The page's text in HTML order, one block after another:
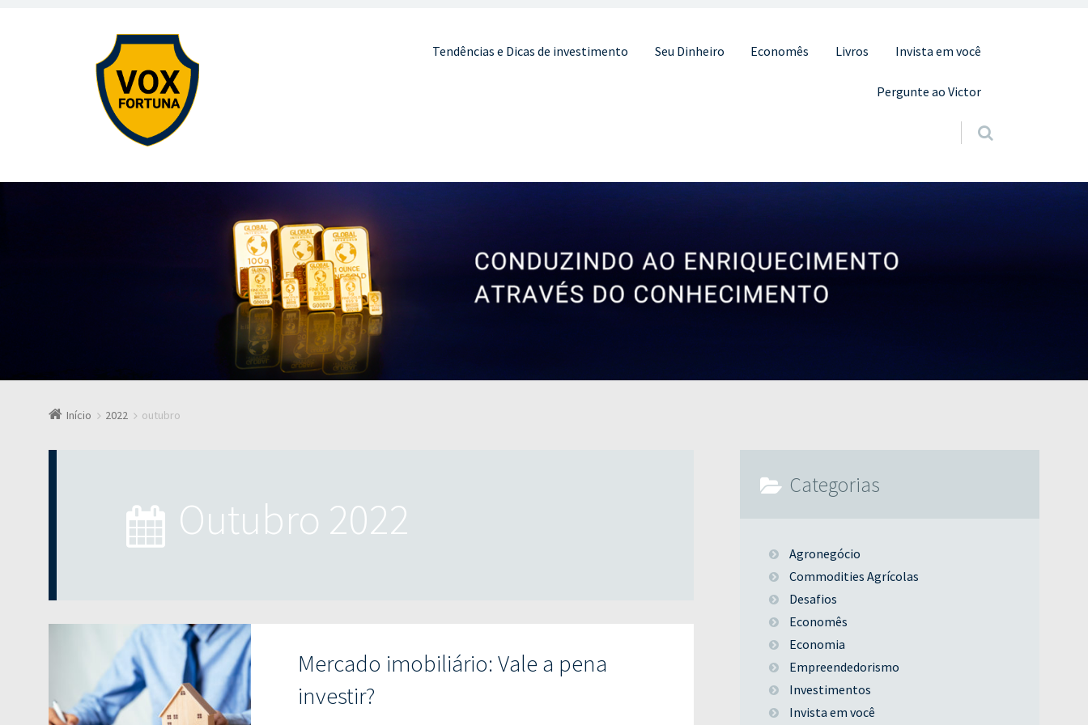
Pular para o conteúdo
Tendências e Dicas de investimento Seu Dinheiro Economês Livros Invista em você
Pergunte ao Victor
Início 2022 outubro
outubro 2022
Mercado imobiliário: Vale a pena
investir?
Categorias
Agronegócio
Commodities Agrícolas
Desafios
Economês
Economia
Empreendedorismo
Investimentos
Invista em você